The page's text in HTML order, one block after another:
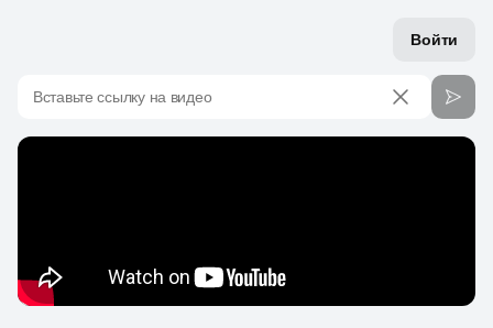
Войти
Вставьте ссылку на видео